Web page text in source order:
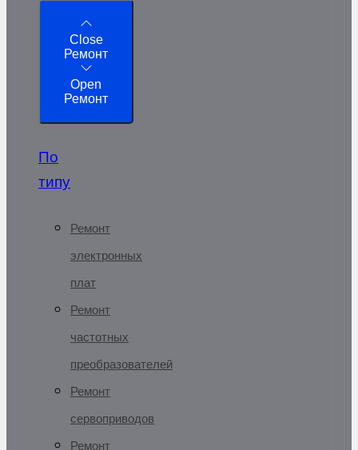
Close
Ремонт
Open
Ремонт
По
типу
Ремонт
электронных
плат
Ремонт
частотных
преобразователей
Ремонт
сервоприводов
Ремонт